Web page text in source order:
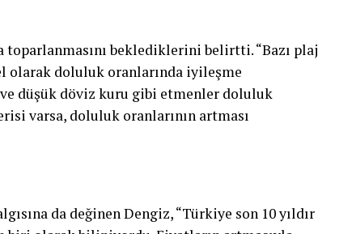
beklediklerini belirtti. “Bazı plaj
doluluk oranlarında iyileşme
düşük döviz kuru gibi etmenler doluluk
varsa, doluluk oranlarının artması
da değinen Dengiz, “Türkiye son 10 yıldır